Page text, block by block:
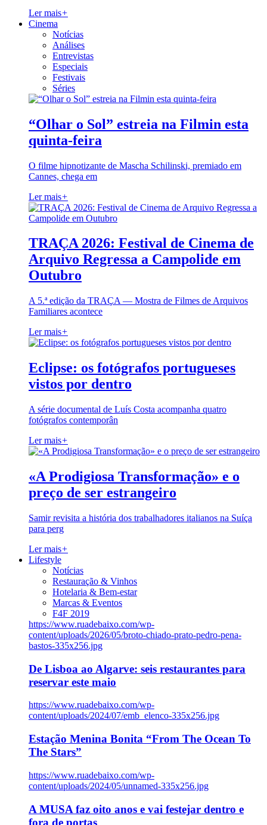
Ler mais+
Cinema
Notícias
Análises
Entrevistas
Especiais
Festivais
Séries
“Olhar o Sol” estreia na Filmin esta
quinta-feira
O filme hipnotizante de Mascha Schilinski, premiado em
Cannes, chega em
Ler mais+
TRAÇA 2026: Festival de Cinema de
Arquivo Regressa a Campolide em
Outubro
A 5.ª edição da TRAÇA — Mostra de Filmes de Arquivos
Familiares acontece
Ler mais+
Eclipse: os fotógrafos portugueses
vistos por dentro
A série documental de Luís Costa acompanha quatro
fotógrafos contemporân
Ler mais+
«A Prodigiosa Transformação» e o
preço de ser estrangeiro
Samir revisita a história dos trabalhadores italianos na Suíça
para perg
Ler mais+
Lifestyle
Notícias
Restauração & Vinhos
Hotelaria & Bem-estar
Marcas & Eventos
F4F 2019
https://www.ruadebaixo.com/wp-
content/uploads/2026/05/broto-chiado-prato-pedro-pena-
bastos-335x256.jpg
De Lisboa ao Algarve: seis restaurantes para
reservar este maio
https://www.ruadebaixo.com/wp-
content/uploads/2024/07/emb_elenco-335x256.jpg
Estação Menina Bonita “From The Ocean To
The Stars”
https://www.ruadebaixo.com/wp-
content/uploads/2024/05/unnamed-335x256.jpg
A MUSA faz oito anos e vai festejar dentro e
fora de portas